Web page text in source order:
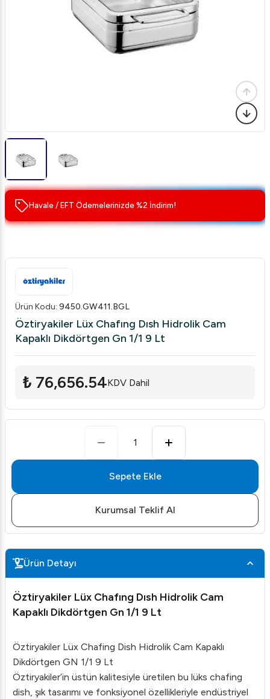
Havale / EFT Ödemelerinizde %2 İndirim!
Ürün Kodu: 9450.GW411.BGL
Öztiryakiler Lüx Chafıng Dısh Hidrolik Cam
Kapaklı Dikdörtgen Gn 1/1 9 Lt
₺ 76,656.54KDV Dahil
1
Sepete Ekle
Kurumsal Teklif Al
Ürün Detayı
Öztiryakiler Lüx Chafıng Dısh Hidrolik Cam
Kapaklı Dikdörtgen Gn 1/1 9 Lt
Öztiryakiler Lüx Chafing Dish Hidrolik Cam Kapaklı
Dikdörtgen GN 1/1 9 Lt
Öztiryakiler’in üstün kalitesiyle üretilen bu lüks chafing
dish, şık tasarımı ve fonksiyonel özellikleriyle endüstriyel